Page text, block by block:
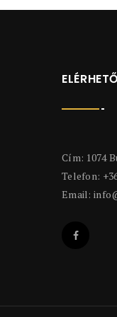
Cím: 1074
Telefon:
Email: